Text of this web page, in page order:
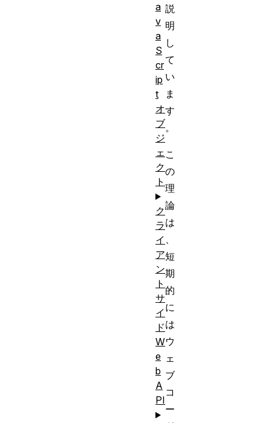
説
明
し
て
い
ま
す
。
こ
の
理
論
は
短
期
的
に
は
ウ
ェ
ブ
コ
ー
a
v
a
S
cr
ip
t
オ
ブ
ジ
ェ
ク
ト
ク
ラ
イ
ア
ン
ト
サ
イ
ド
W
e
b
A
PI